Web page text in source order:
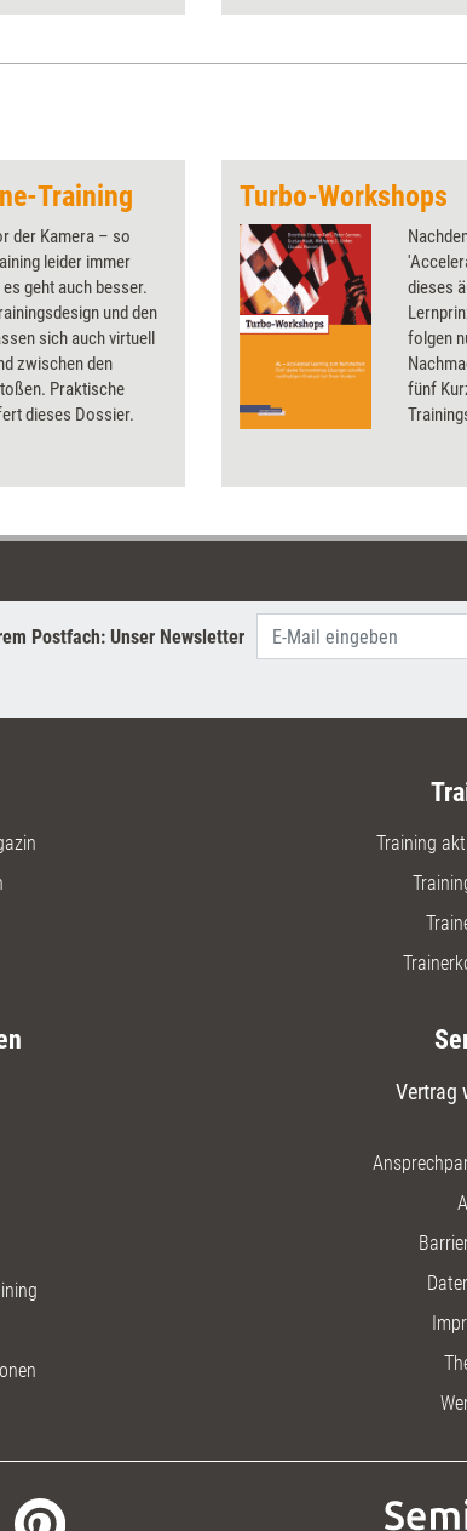
das Event aus dem
Runde.
Training
der Kamera – so
leider immer
geht auch besser.
und den
sich auch virtuell
zwischen den
Praktische
dieses Dossier.
Turbo-Workshops
dieses
folgen
fünf
nach
Postfach: Unser Newsletter
Training
Vertrag